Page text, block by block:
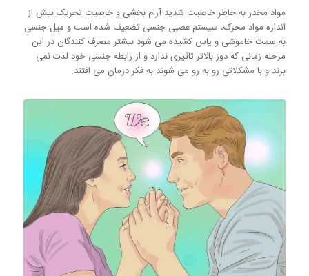
مواد مخدر به خاطر خاصیت شدید آرام بخشی و خاصیت تحریک بیش از
اندازه مواد محرک، سیستم عصبی جنسی تضعیف شده است و میل جنسی
به سمت خاموشی و یاس کشیده می شود بیشتر مصرف کنندگان در این
مرحله زمانی که دوز بالاتر تاثیری ندارد و از رابطه جنسی خود لذت نمی
برند و با مشکلاتی رو به رو می شوند به فکر درمان می افتند.